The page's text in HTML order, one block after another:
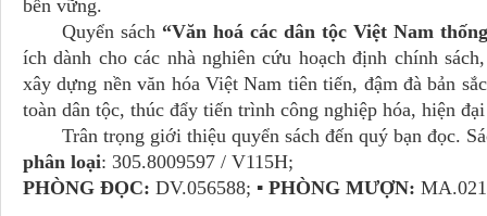
bền vững.
Quyển sách “Văn hoá các dân tộc Việt Nam
ích dành cho các nhà nghiên cứu hoạch định chính
xây dựng nền văn hóa Việt Nam tiên tiến, đậm đà bản
toàn dân tộc, thúc đẩy tiến trình công nghiệp hóa, hiện
Trân trọng giới thiệu quyển sách đến quý bạn đọc.
phân loại: 305.8009597 / V115H;
PHÒNG ĐỌC: DV.056588; ▪ PHÒNG MƯỢN: